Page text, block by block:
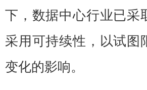
下，数据中心行业已采
采用可持续性，以试图
变化的影响。